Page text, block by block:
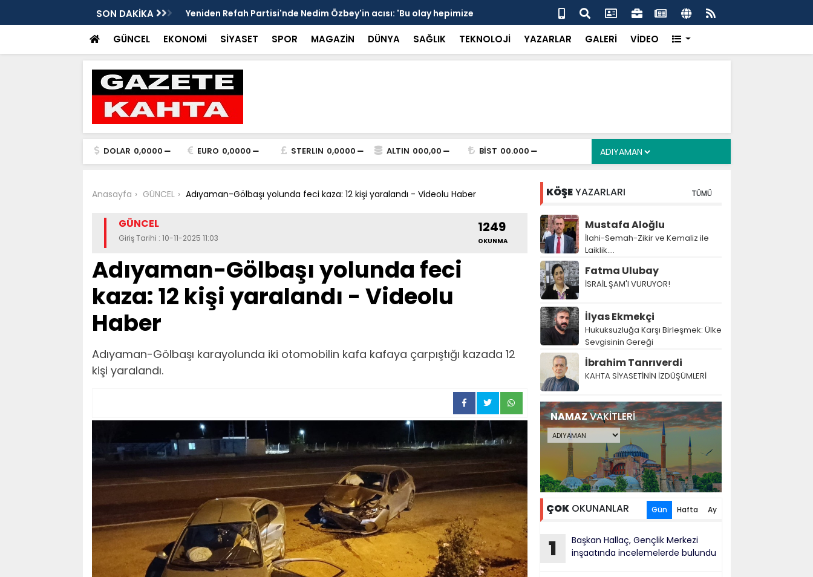
SON DAKİKA
ve mendil çocukları alarm veriyor
Yeniden Refah Partisi'nde Nedim Özbey'in acısı: 'Bu olay hepimize
ders olsun'
Kozağaç Ana Deposu devrede: 101 yerleşim birimini kapsayan dev su
projesinde önemli eşik aşıldı
GÜNCEL EKONOMİ SİYASET SPOR MAGAZİN DÜNYA SAĞLIK TEKNOLOJİ YAZARLAR GALERİ VİDEO
DOLAR 0,0000 EURO 0,0000 STERLIN 0,0000 ALTIN 000,00 BİST 00.000
Anasayfa GÜNCEL Adıyaman-Gölbaşı yolunda feci kaza: 12 kişi yaralandı - Videolu Haber
GÜNCEL
Giriş Tarihi : 10-11-2025 11:03
1249
OKUNMA
Adıyaman-Gölbaşı yolunda feci
kaza: 12 kişi yaralandı - Videolu
Haber
Adıyaman-Gölbaşı karayolunda iki otomobilin kafa kafaya çarpıştığı kazada 12
kişi yaralandı.
KÖŞEYAZARLARI TÜMÜ
Mustafa Aloğlu
İlahi-Semah-Zikir ve Kemaliz ile
Laiklik….
Fatma Ulubay
İSRAİL ŞAM'I VURUYOR!
İlyas Ekmekçi
Hukuksuzluğa Karşı Birleşmek: Ülke
Sevgisinin Gereği
İbrahim Tanrıverdi
KAHTA SİYASETİNİN İZDÜŞÜMLERİ
NAMAZVAKİTLERİ
ÇOKOKUNANLAR Gün Hafta Ay
1
Başkan Hallaç, Gençlik Merkezi
inşaatında incelemelerde bulundu